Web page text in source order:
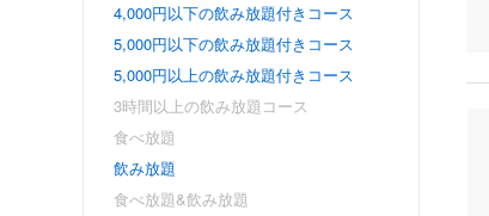
4,000円以下の飲み放題付きコース
5,000円以下の飲み放題付きコース
5,000円以上の飲み放題付きコース
3時間以上の飲み放題コース
食べ放題
飲み放題
食べ放題&飲み放題